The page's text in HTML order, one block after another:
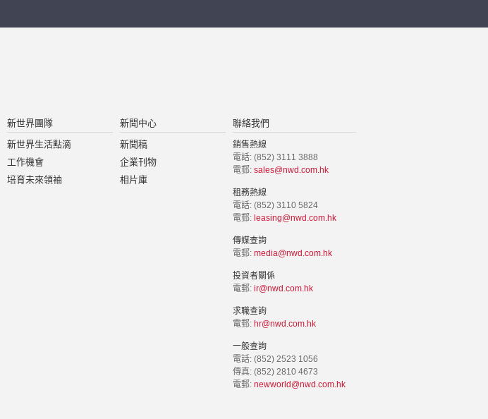
新世界團隊
新世界生活點滴
工作機會
培育未來領袖
新聞中心
新聞稿
企業刊物
相片庫
聯絡我們
銷售熱線
電話: (852) 3111 3888
電郵: sales@nwd.com.hk
租務熱線
電話: (852) 3110 5824
電郵: leasing@nwd.com.hk
傳媒查詢
電郵: media@nwd.com.hk
投資者關係
電郵: ir@nwd.com.hk
求職查詢
電郵: hr@nwd.com.hk
一般查詢
電話: (852) 2523 1056
傳真: (852) 2810 4673
電郵: newworld@nwd.com.hk